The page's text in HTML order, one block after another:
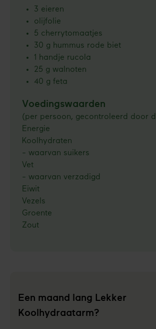
Een maand lang Lekker
Koolhydraatarm?
3 eieren
olijfolie
5 cherrytomaatjes
30 g hummus rode biet
1 handje rucola
25 g walnoten
40 g feta
Voedingswaarden
(per persoon, gecontroleerd door
Energie
Koolhydraten
- waarvan suikers
Vet
- waarvan verzadigd
Eiwit
Vezels
Groente
Zout